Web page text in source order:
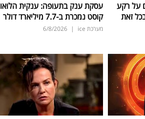
על רקע
זאת
עסקת ענק בתעופה: ענקית הלואו
קוסט נמכרת ב-7.7 מיליארד דולר
מערכת ice |
6/8/2026